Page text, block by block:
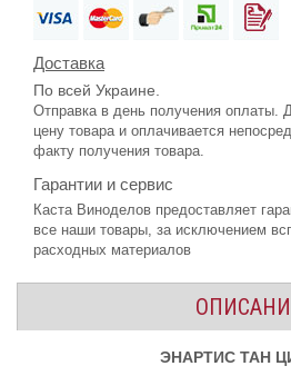
Доставка
По всей Украине.
Отправка в день получения оплаты.
цену товара и оплачивается
факту получения товара.
Гарантии и сервис
Каста Виноделов предоставляет
все наши товары, за исключением
расходных материалов
ЭНАРТИС ТАН